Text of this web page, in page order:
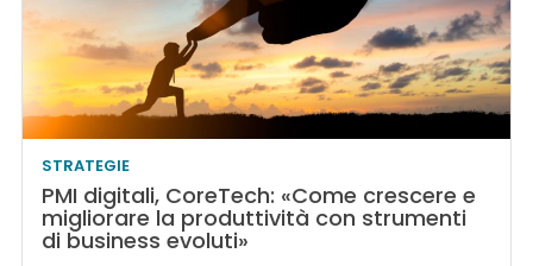
STRATEGIE
PMI digitali, CoreTech: «Come crescere e
migliorare la produttività con strumenti
di business evoluti»